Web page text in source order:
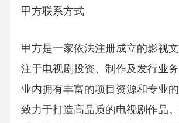
甲方联系方式
甲方是一家依法注册成立的影视
注于电视剧投资、制作及发行业
业内拥有丰富的项目资源和专业的
致力于打造高品质的电视剧作品